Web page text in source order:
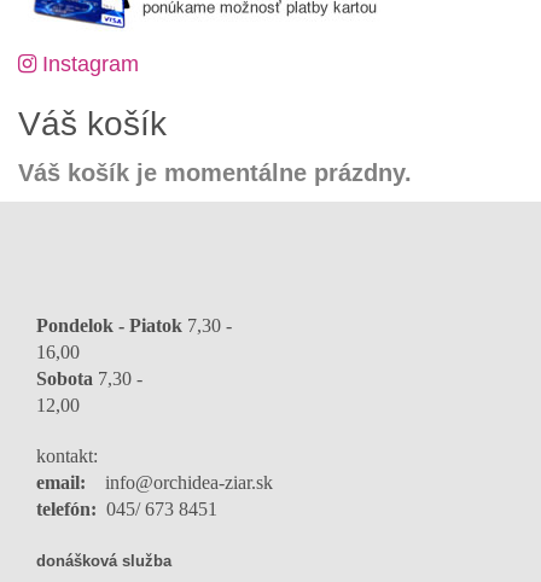
Instagram
Váš košík
Váš košík je momentálne prázdny.
Pondelok - Piatok 7,30 -
Sobota 7,30 -
12,00
kontakt:
email:
info@orchidea-ziar.sk
telefón: 045/ 673 8451
donášková služba